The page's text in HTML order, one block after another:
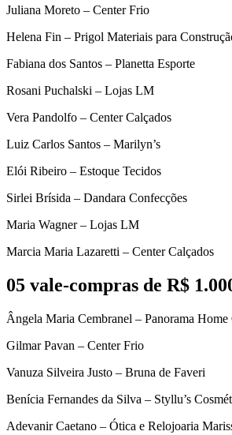
Juliana Moreto – Center Frio
Helena Fin – Prigol Materiais para
Fabiana dos Santos – Planetta Esporte
Rosani Puchalski – Lojas LM
Vera Pandolfo – Center Calçados
Luiz Carlos Santos – Marilyn’s
Elói Ribeiro – Estoque Tecidos
Sirlei Brísida – Dandara Confecções
Maria Wagner – Lojas LM
Marcia Maria Lazaretti – Center Calçados
05 vale-compras de R$
Ângela Maria Cembranel – Panorama Home
Gilmar Pavan – Center Frio
Vanuza Silveira Justo – Bruna de Faveri
Benícia Fernandes da Silva – Styllu’s
Adevanir Caetano – Ótica e Relojoaria